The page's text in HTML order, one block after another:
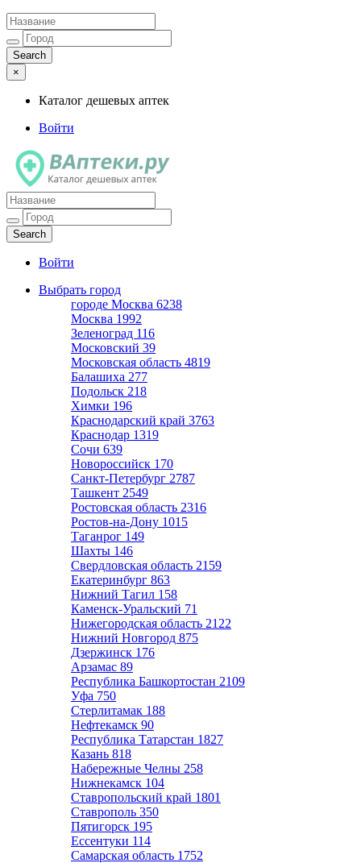
×
Каталог дешевых аптек
Войти
Каталог дешевых аптек
Войти
Выбрать город
городе Москва 6238
Москва 1992
Зеленоград 116
Московский 39
Московская область 4819
Балашиха 277
Подольск 218
Химки 196
Краснодарский край 3763
Краснодар 1319
Сочи 639
Новороссийск 170
Санкт-Петербург 2787
Ташкент 2549
Ростовская область 2316
Ростов-на-Дону 1015
Таганрог 149
Шахты 146
Свердловская область 2159
Екатеринбург 863
Нижний Тагил 158
Каменск-Уральский 71
Нижегородская область 2122
Нижний Новгород 875
Дзержинск 176
Арзамас 89
Республика Башкортостан 2109
Уфа 750
Стерлитамак 188
Нефтекамск 90
Республика Татарстан 1827
Казань 818
Набережные Челны 258
Нижнекамск 104
Ставропольский край 1801
Ставрополь 350
Пятигорск 195
Ессентуки 114
Самарская область 1752